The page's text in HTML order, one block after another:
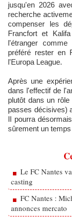
jusqu'en 2026
recherche
compenser les
Francfort et
l'étranger
préféré rester en
l'Europa League.
Après une
dans l'effectif de
plutôt dans un
passes décisives)
Il pourra
sûrement un
Le FC Nantes
casting
FC Nantes :
annonces mercato